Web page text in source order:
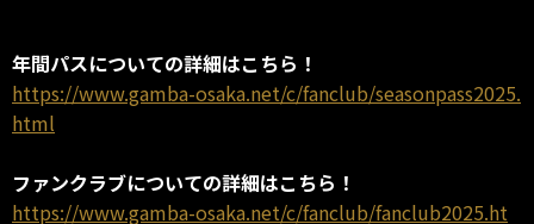
年間パスについての詳細はこちら！
https://www.gamba-osaka.net/c/fanclub/seasonpass2025.
html
ファンクラブについての詳細はこちら！
https://www.gamba-osaka.net/c/fanclub/fanclub2025.ht